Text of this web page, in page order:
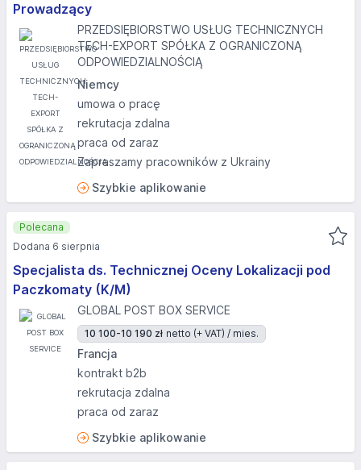
Prowadzący
PRZEDSIĘBIORSTWO USŁUG TECHNICZNYCH
TECH-EXPORT SPÓŁKA Z OGRANICZONĄ
ODPOWIEDZIALNOŚCIĄ
Niemcy
umowa o pracę
rekrutacja zdalna
praca od zaraz
Zapraszamy pracowników z Ukrainy
Szybkie aplikowanie
Specjalista ds. Technicznej Oceny Lokalizacji pod
Paczkomaty (K/M)
GLOBAL POST BOX SERVICE
10 100-10 190 zł netto (+ VAT) / mies.
Francja
kontrakt b2b
rekrutacja zdalna
praca od zaraz
Szybkie aplikowanie
Polecana
Dodana 6 sierpnia